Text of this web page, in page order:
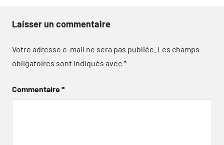
Laisser un commentaire
Votre adresse e-mail ne sera pas publiée. Les champs
obligatoires sont indiqués avec*
Commentaire*